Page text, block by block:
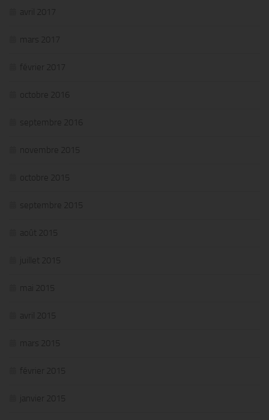
avril 2017
mars 2017
février 2017
octobre 2016
septembre 2016
novembre 2015
octobre 2015
septembre 2015
août 2015
juillet 2015
mai 2015
avril 2015
mars 2015
février 2015
janvier 2015